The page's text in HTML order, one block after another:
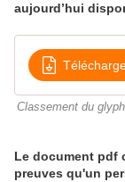
aujourd’hui
Classement du
Le document pdf
preuves qu'un